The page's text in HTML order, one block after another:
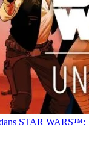
STAR WARS™: